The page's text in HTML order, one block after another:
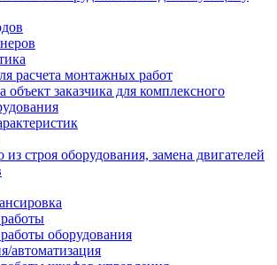
расчета монтажных работ
заказчика для комплексного
строя оборудования, замена двигателей
оборудования
автоматизация